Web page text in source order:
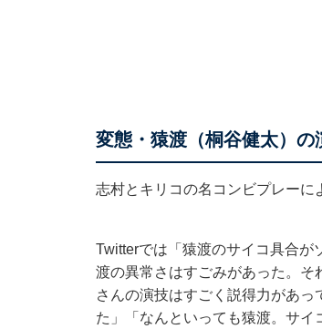
変態・猿渡（桐谷健太）の
志村とキリコの名コンビプレーに
Twitterでは「猿渡のサイコ具合が
渡の異常さはすごみがあった。
さんの演技はすごく説得力があ
た」「なんといっても猿渡。サ